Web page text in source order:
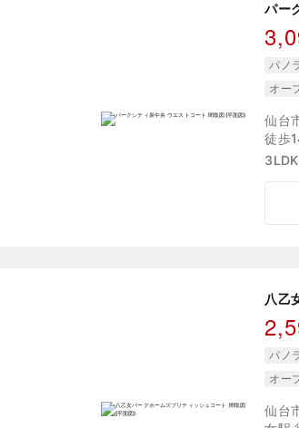
パー
パノ
オー
仙台
徒歩
八乙
パノ
オー
仙台